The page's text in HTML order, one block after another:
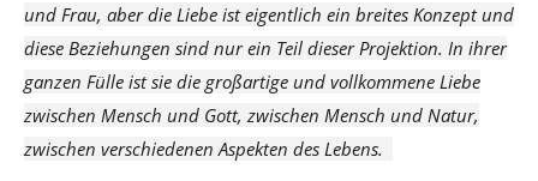
und Frau, aber die Liebe ist eigentlich ein breites Konzept und
diese Beziehungen sind nur ein Teil dieser Projektion. In ihrer
ganzen Fülle ist sie die großartige und vollkommene Liebe
zwischen Mensch und Gott, zwischen Mensch und Natur,
zwischen verschiedenen Aspekten des Lebens.